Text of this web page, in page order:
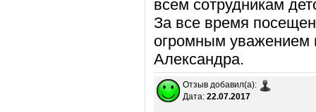
всем сотрудникам
За все время
огромным уважением
Александра.
Отзыв добавил(а):
Дата: 22.07.2017